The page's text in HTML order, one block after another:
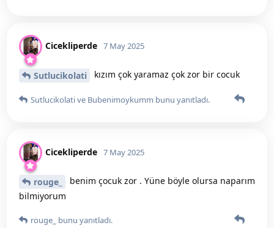
Cicekliperde 7 May 2025
Sutlucikolati kızım çok yaramaz çok zor bir cocuk
Sutlucikolative Bubenimoykumm bunu yanıtladı.
Cicekliperde 7 May 2025
rouge_
benim çocuk zor . Yüne böyle olursa naparım
bilmiyorum
rouge_ bunu yanıtladı.